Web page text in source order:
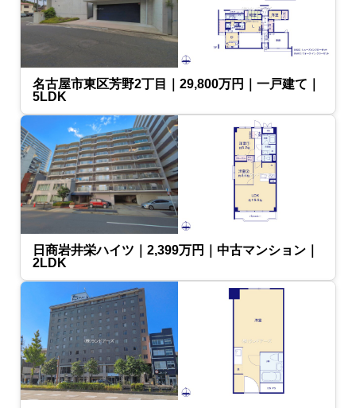
名古屋市東区芳野2丁目｜29,800万円｜一戸建て｜
5LDK
日商岩井栄ハイツ｜2,399万円｜中古マンション｜
2LDK